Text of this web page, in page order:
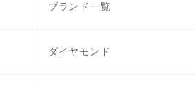
ブランド一覧
ダイヤモンド